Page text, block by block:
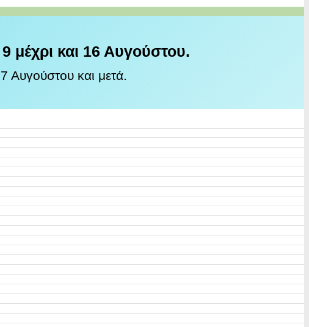
μέχρι και 16 Αυγούστου.
Αυγούστου και μετά.